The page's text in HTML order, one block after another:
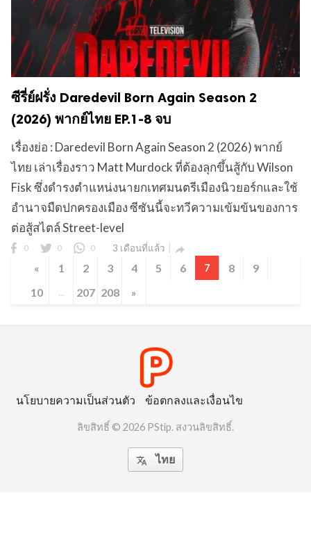
ซีรี่ย์ฝรั่ง Daredevil Born Again Season 2
(2026) พากย์ไทย EP.1-8 จบ
เรื่องย่อ : Daredevil Born Again Season 2 (2026) พากย์
ไทย เล่าเรื่องราว Matt Murdock ที่ต้องลุกขึ้นสู้กับ Wilson
Fisk ซึ่งดำรงตำแหน่งนายกเทศมนตรีเมืองนิวยอร์กและใช้
อำนาจมืดปกครองเมือง ซีซันนี้จะทวีความเข้มข้นของการ
ต่อสู้สไตล์ Street-level
0 0 0 3 เดือนที่แล้ว 
« 1 2 3 4 5 6 7 8
9
10
... 207 208 »
นโยบายความเป็นส่วนตัว ข้อตกลงและเงื่อนไข
ลิขสิทธิ์ © 2026 PStip. สงวนลิขสิทธิ์.
 ไทย